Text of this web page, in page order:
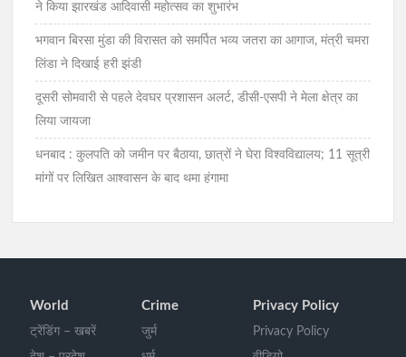
ने किया झारखंड आदिवासी महोत्सव का शुभारंभ
भगवान बिरसा मुंडा की विरासत को समर्पित भव्य जतरा का आगाज, मंत्री चमरा
लिंडा ने दिखाई हरी झंडी
दूसरी सोमवारी से पहले देवघर प्रशासन अलर्ट, डीसी-एसपी ने मेला क्षेत्र का
लिया जायजा
धनबाद : कुलपति को जमीन पर बैठाया, छात्रों ने घेरा विश्वविद्यालय; 11 सूत्री
मांगों पर लिखित आश्वासन के बाद थमा हंगामा
World
ट्रेंडिंग – खबरें
Crime
जुर्म
Privacy Policy
Privacy Policy